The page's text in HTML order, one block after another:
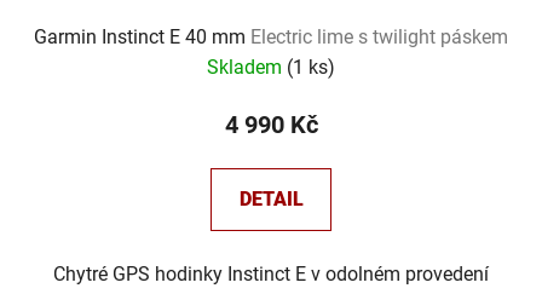
Garmin Instinct E 40 mm Electric lime s twilight páskem
Skladem (1 ks)
4 990 Kč
DETAIL
Chytré GPS hodinky Instinct E v odolném provedení